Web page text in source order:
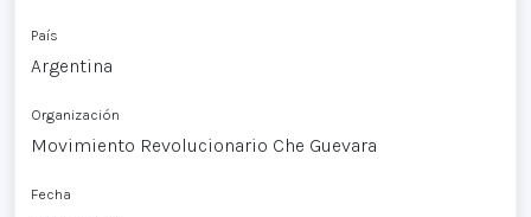
País
Argentina
Organización
Movimiento Revolucionario Che Guevara
Fecha